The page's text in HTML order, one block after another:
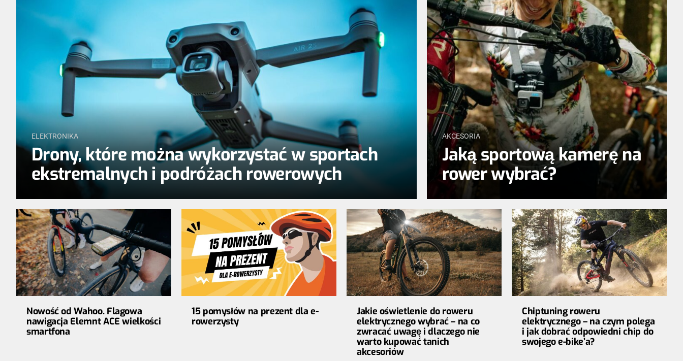
ELEKTRONIKA
Drony, które można wykorzystać w sportach
ekstremalnych i podróżach rowerowych
AKCESORIA
Jaką sportową kamerę na
rower wybrać?
Nowość od Wahoo. Flagowa
nawigacja Elemnt ACE wielkości
smartfona
15 pomysłów na prezent dla e-
rowerzysty
Jakie oświetlenie do roweru
elektrycznego wybrać – na co
zwracać uwagę i dlaczego nie
warto kupować tanich
akcesoriów
Chiptuning roweru
elektrycznego – na czym polega
i jak dobrać odpowiedni chip do
swojego e-bike’a?